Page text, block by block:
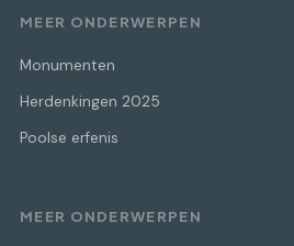
MEER ONDERWERPEN
Monumenten
Herdenkingen 2025
Poolse erfenis
MEER ONDERWERPEN